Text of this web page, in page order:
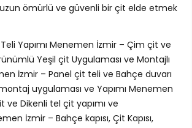
ömürlü ve güvenli bir çit elde etmek
Yapımı Menemen İzmir – Çim çit ve
Yeşil çit Uygulaması ve Montajlı
İzmir – Panel çit teli ve Bahçe duvarı
uygulaması ve Yapımı Menemen
ve Dikenli tel çit yapımı ve
İzmir – Bahçe kapısı, Çit Kapısı,